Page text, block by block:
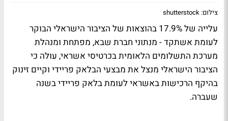
צילום: shutterstock
עלייה של 17.9% בהוצאות של הציבור הישראלי הבוקר
לעומת אשתקד - מנתוני חברת שבא, מפתחת ומנהלת
מערכת התשלומים הלאומית בכרטיסי אשראי, עולה כי
הציבור הישראלי מנצל את מבצעי הבלאק פריידי וקיים זינוק
בהיקף הרכישות באשראי לעומת בלאק פריידי בשנה
שעברה.